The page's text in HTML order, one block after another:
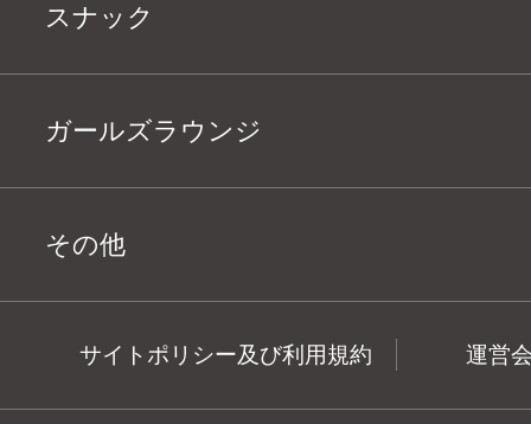
スナック
ガールズラウンジ
その他
サイトポリシー及び利用規約 運営